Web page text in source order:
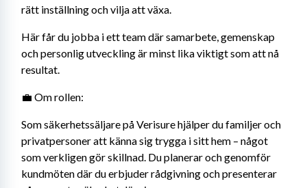
rätt inställning och vilja att växa.
Här får du jobba i ett team där samarbete, gemenskap
och personlig utveckling är minst lika viktigt som att nå
resultat.
💼 Om rollen:
Som säkerhetssäljare på Verisure hjälper du familjer och
privatpersoner att känna sig trygga i sitt hem – något
som verkligen gör skillnad. Du planerar och genomför
kundmöten där du erbjuder rådgivning och presenterar